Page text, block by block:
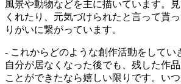
風景や動物などを主に描いています。
くれたり、元気づけられたと言って貰
りがいに繋がっています。
- これからどのような創作活動をしてい
自分が居なくなった後でも、残した作
ことができたなら嬉しい限りです。い